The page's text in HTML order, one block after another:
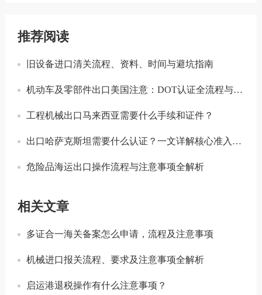
推荐阅读
旧设备进口清关流程、资料、时间与避坑指南
机动车及零部件出口美国注意：DOT认证全流程与合规要点详解
工程机械出口马来西亚需要什么手续和证件？
出口哈萨克斯坦需要什么认证？一文详解核心准入要求
危险品海运出口操作流程与注意事项全解析
相关文章
多证合一海关备案怎么申请，流程及注意事项
机械进口报关流程、要求及注意事项全解析
启运港退税操作有什么注意事项？